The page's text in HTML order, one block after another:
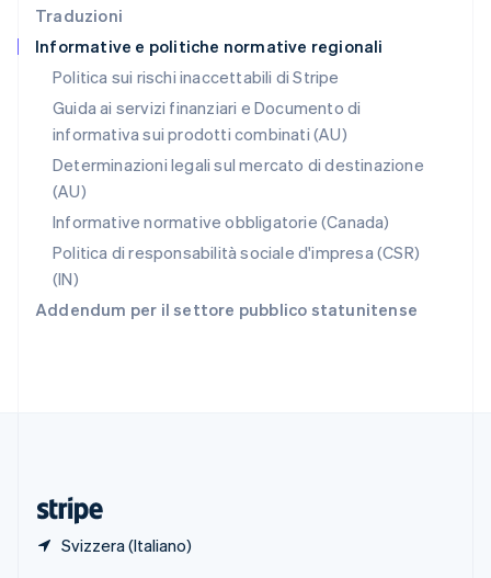
Traduzioni
Informative e politiche normative regionali
Politica sui rischi inaccettabili di Stripe
Guida ai servizi finanziari e Documento di
informativa sui prodotti combinati (AU)
Determinazioni legali sul mercato di destinazione
(AU)
Informative normative obbligatorie (Canada)
Politica di responsabilità sociale d'impresa (CSR)
(IN)
Addendum per il settore pubblico statunitense
Svizzera (Italiano)
Repubblica Ceca
English
Romania
Singapore
English简体中文
Slovacchia
English
EnglishItaliano
Spagna
Español
EnglishEspañol 简体中文